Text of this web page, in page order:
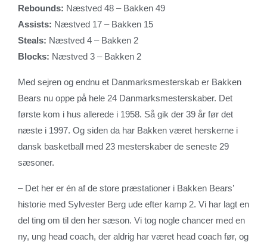
Rebounds: Næstved 48 – Bakken 49
Assists: Næstved 17 – Bakken 15
Steals: Næstved 4 – Bakken 2
Blocks: Næstved 3 – Bakken 2
Med sejren og endnu et Danmarksmesterskab er Bakken
Bears nu oppe på hele 24 Danmarksmesterskaber. Det
første kom i hus allerede i 1958. Så gik der 39 år før det
næste i 1997. Og siden da har Bakken været herskerne i
dansk basketball med 23 mesterskaber de seneste 29
sæsoner.
– Det her er én af de store præstationer i Bakken Bears’
historie med Sylvester Berg ude efter kamp 2. Vi har lagt en
del ting om til den her sæson. Vi tog nogle chancer med en
ny, ung head coach, der aldrig har været head coach før, og